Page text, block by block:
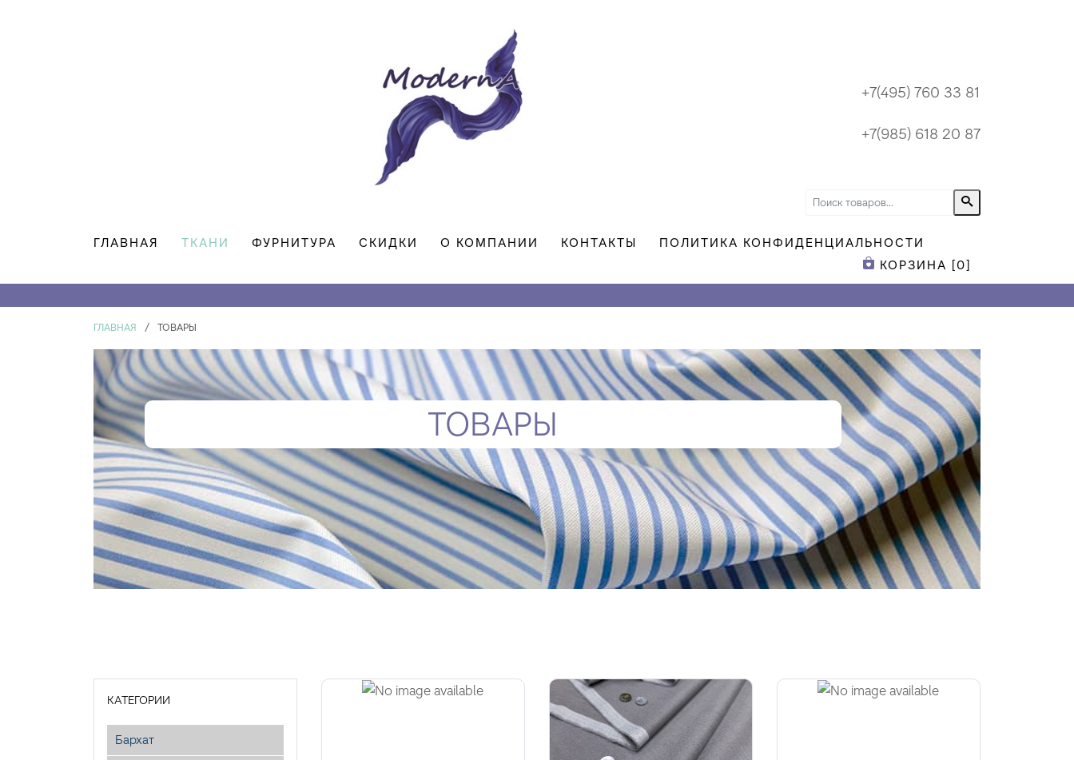
+7(495) 760 33 81
+7(985) 618 20 87
ГЛАВНАЯ ТКАНИ ФУРНИТУРА СКИДКИ О КОМПАНИИ КОНТАКТЫ
ПОЛИТИКА КОНФИДЕНЦИАЛЬНОСТИ
КОРЗИНА [0]
ГЛАВНАЯ / ТОВАРЫ
ТОВАРЫ
КАТЕГОРИИ
Бархат